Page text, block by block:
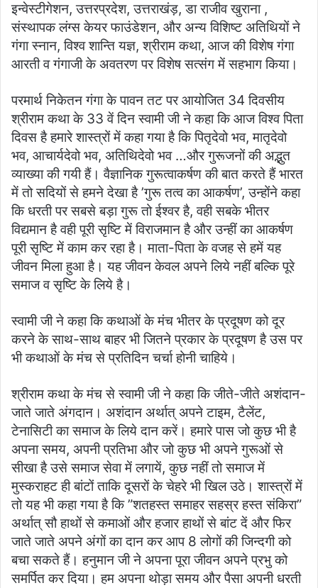
इन्वेस्टीगेशन, उत्तरप्रदेश, उत्तराखंड़, डा राजीव खुराना ,
संस्थापक लंग्स केयर फाउंडेशन, और अन्य विशिष्ट अतिथियों ने
गंगा स्नान, विश्व शान्ति यज्ञ, श्रीराम कथा, आज की विशेष गंगा
आरती व गंगाजी के अवतरण पर विशेष सत्संग में सहभाग किया।
परमार्थ निकेतन गंगा के पावन तट पर आयोजित 34 दिवसीय
श्रीराम कथा के 33 वें दिन स्वामी जी ने कहा कि आज विश्व पिता
दिवस है हमारे शास्त्रों में कहा गया है कि पितृदेवो भव, मातृदेवो
भव, आचार्यदेवो भव, अतिथिदेवो भव …और गुरूजनों की अद्भुत
व्याख्या की गयी हैं। वैज्ञानिक गुरूत्वाकर्षण की बात करते हैं भारत
में तो सदियों से हमने देखा है ’गुरू तत्व का आकर्षण’, उन्होंने कहा
कि धरती पर सबसे बड़ा गुरू तो ईश्वर है, वही सबके भीतर
विद्यमान है वही पूरी सृष्टि में विराजमान है और उन्हीं का आकर्षण
पूरी सृष्टि में काम कर रहा है। माता-पिता के वजह से हमें यह
जीवन मिला हुआ है। यह जीवन केवल अपने लिये नहीं बल्कि पूरे
समाज व सृष्टि के लिये है।
स्वामी जी ने कहा कि कथाओं के मंच भीतर के प्रदूषण को दूर
करने के साथ-साथ बाहर भी जितने प्रकार के प्रदूषण है उस पर
भी कथाओं के मंच से प्रतिदिन चर्चा होनी चाहिये।
श्रीराम कथा के मंच से स्वामी जी ने कहा कि जीते-जीते अशंदान-
जाते जाते अंगदान। अशंदान अर्थात् अपने टाइम, टैलेंट,
टेनासिटी का समाज के लिये दान करें। हमारे पास जो कुछ भी है
अपना समय, अपनी प्रतिभा और जो कुछ भी अपने गुरूओं से
सीखा है उसे समाज सेवा में लगायें, कुछ नहीं तो समाज में
मुस्कराहट ही बांटों ताकि दूसरों के चेहरे भी खिल उठे। शास्त्रों में
तो यह भी कहा गया है कि ”शतहस्त समाहर सहस्र हस्त संकिरा”
अर्थात् सौ हाथों से कमाओं और हजार हाथों से बांट दें और फिर
जाते जाते अपने अंगों का दान कर आप 8 लोगों की जिन्दगी को
बचा सकते हैं। हनुमान जी ने अपना पूरा जीवन अपने प्रभु को
समर्पित कर दिया। हम अपना थोड़ा समय और पैसा अपनी धरती